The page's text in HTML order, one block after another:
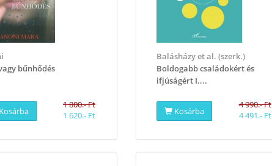
bűnhődés
1 800.- Ft
1 620.- Ft
Balásházy et al. (szerk.)
Boldogabb családokért és
ifjúságért I....
Kosárba
4 990.- Ft
4 491.- Ft